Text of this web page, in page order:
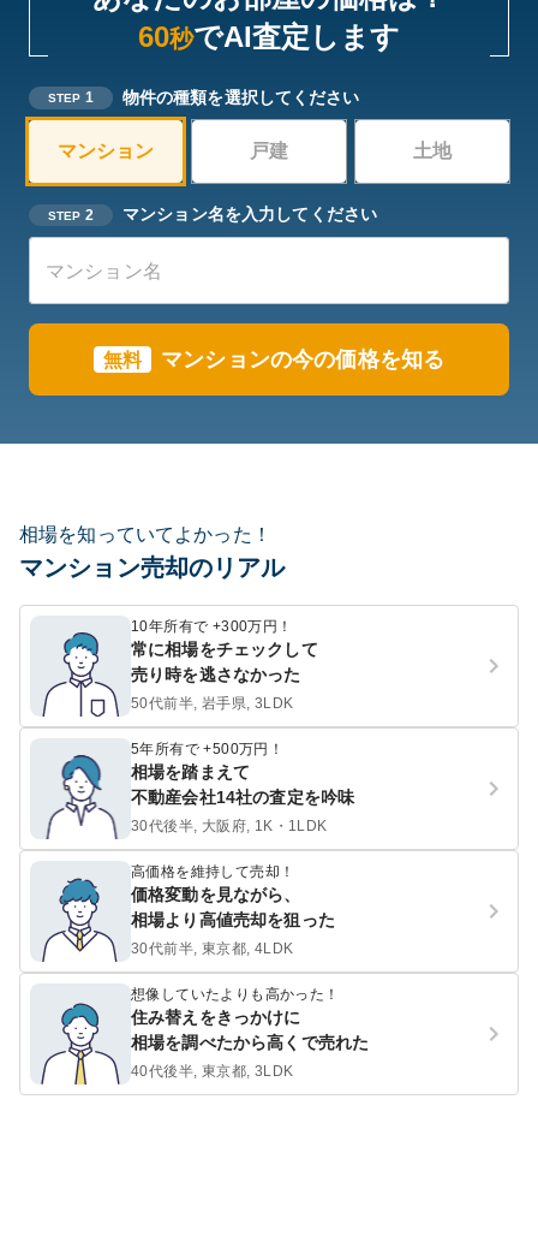
60秒でAI査定します
STEP 1 物件の種類を選択してください
マンション 戸建 土地
STEP 2 マンション名を入力してください
無料 マンションの今の価格を知る
相場を知っていてよかった！
マンション売却のリアル
10年所有で +300万円！
常に相場をチェックして
売り時を逃さなかった
50代前半, 岩手県, 3LDK
5年所有で +500万円！
相場を踏まえて
不動産会社14社の査定を吟味
30代後半, 大阪府, 1K・1LDK
高価格を維持して売却！
価格変動を見ながら、
相場より高値売却を狙った
30代前半, 東京都, 4LDK
想像していたよりも高かった！
住み替えをきっかけに
相場を調べたから高くで売れた
40代後半, 東京都, 3LDK